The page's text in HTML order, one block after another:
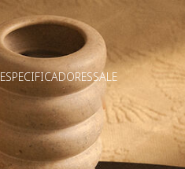
ESPECIFICADORESSALE